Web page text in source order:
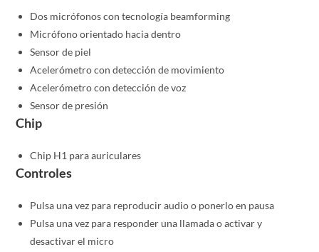
Dos micrófonos con tecnología beamforming
Micrófono orientado hacia dentro
Sensor de piel
Acelerómetro con detección de movimiento
Acelerómetro con detección de voz
Sensor de presión
Chip
Chip H1 para auriculares
Controles
Pulsa una vez para reproducir audio o ponerlo en pausa
Pulsa una vez para responder una llamada o activar y
desactivar el micro